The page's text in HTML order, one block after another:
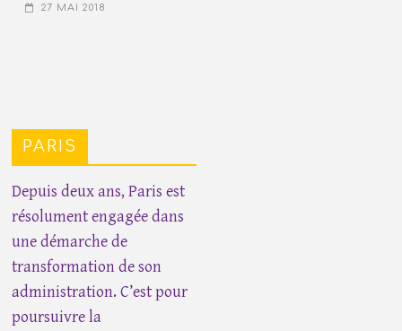
27 MAI 2018
PARIS
Depuis deux ans, Paris est
résolument engagée dans
une démarche de
transformation de son
administration. C’est pour
poursuivre la